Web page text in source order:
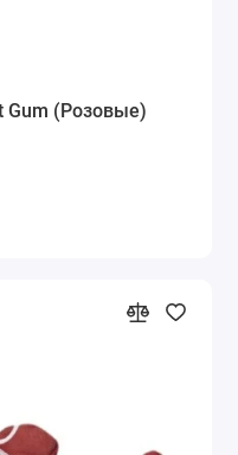
Gum (Розовые)